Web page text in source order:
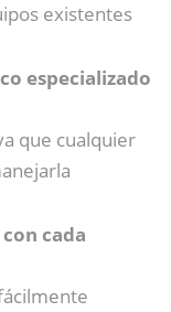
existentes
especializado
que cualquier
cada